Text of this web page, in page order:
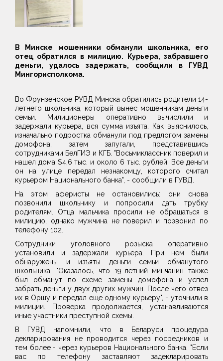
В Минске мошенники обманули школьника, его
отец обратился в милицию. Курьера, забравшего
деньги, удалось задержать, сообщили в ГУВД
Мингорисполкома.
Во Фрунзенское РУВД Минска обратились родители 14-
летнего школьника, который вынес мошенникам деньги
семьи. Милиционеры оперативно вычислили и
задержали курьера, вся сумма изъята. Как выяснилось,
изначально подростка обманули под предлогом замены
домофона, затем запугали, представившись
сотрудниками БелГИЭ и КГБ. "Восьмиклассник поверил и
нашел дома $4,6 тыс. и около 6 тыс. рублей. Все деньги
он на улице передал незнакомцу, которого считал
курьером Национального банка", - сообщили в ГУВД.
На этом аферисты не остановились: они снова
позвонили школьнику и попросили дать трубку
родителям. Отца мальчика просили не обращаться в
милицию, однако мужчина не поверил и позвонил по
телефону 102.
Сотрудники уголовного розыска оперативно
установили и задержали курьера. При нем были
обнаружены и изъяты деньги семьи обманутого
школьника. "Оказалось, что 19-летний минчанин также
был обманут по схеме замены домофона и успел
забрать деньги у двух других мужчин. После чего отвез
их в Оршу и передал еще одному курьеру", - уточнили в
милиции. Проверка продолжается, устанавливаются
иные участники преступной схемы.
В ГУВД напомнили, что в Беларуси процедура
декларирования не проводится через посредников и
тем более - через курьеров Национального банка. "Если
вас по телефону заставляют задекларировать